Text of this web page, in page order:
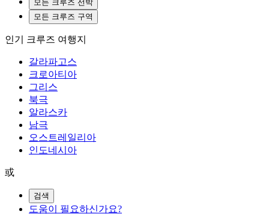
모든 크루즈 선박
모든 크루즈 구역
인기 크루즈 여행지
갈라파고스
크로아티아
그리스
북극
알라스카
남극
오스트레일리아
인도네시아
或
검색
도움이 필요하신가요?